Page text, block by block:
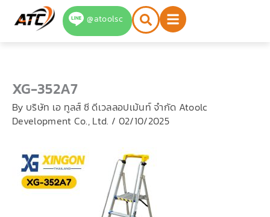
@atoolsc
XG-352A7
By บริษัท เอ ทูลส์ ซี ดีเวลลอปเม้นท์ จำกัด Atoolc
Development Co., Ltd. / 02/10/2025